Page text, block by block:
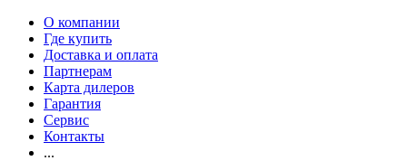
О компании
Где купить
Доставка и оплата
Партнерам
Карта дилеров
Гарантия
Сервис
Контакты
...